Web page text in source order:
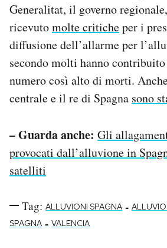
Generalitat, il governo
ricevutomolte criticheper i
diffusione dell’allarme per
secondo molti hanno contribuito
numero così alto di morti.
centrale e il re di Spagna sono
– Guarda anche: Gli
provocati dall’alluvione in
satelliti
Tag: ALLUVIONI SPAGNA -
SPAGNA - VALENCIA